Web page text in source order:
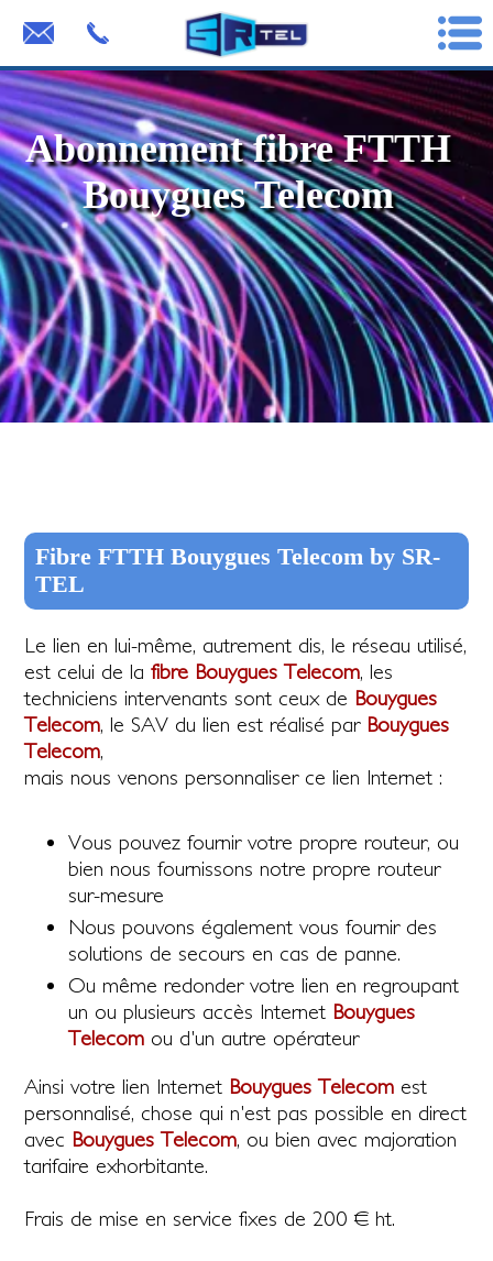
Abonnement fibre FTTH
Bouygues Telecom
Fibre FTTH Bouygues Telecom by SR-
TEL
Le lien en lui-même, autrement dis, le réseau utilisé,
est celui de lafibre Bouygues Telecom, les
techniciens intervenants sont ceux de Bouygues
Telecom, le SAV du lien est réalisé par Bouygues
Telecom,
mais nous venons personnaliser ce lien Internet :
Vous pouvez fournir votre propre routeur, ou
bien nous fournissons notre propre routeur
sur-mesure
Nous pouvons également vous fournir des
solutions de secours en cas de panne.
Ou même redonder votre lien en regroupant
un ou plusieurs accès Internet Bouygues
Telecom ou d'un autre opérateur
Ainsi votre lien Internet Bouygues Telecom est
personnalisé, chose qui n'est pas possible en direct
avec Bouygues Telecom, ou bien avec majoration
tarifaire exhorbitante.
Frais de mise en service fixes de 200 € ht.